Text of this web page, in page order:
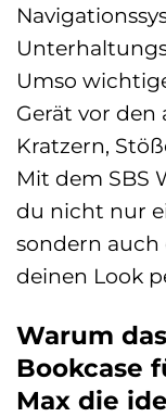
Umso
Gerät vor
Kratzern,
Mit dem SBS
du nicht nur
sondern auch
deinen Look
Warum
Bookcase
Max die